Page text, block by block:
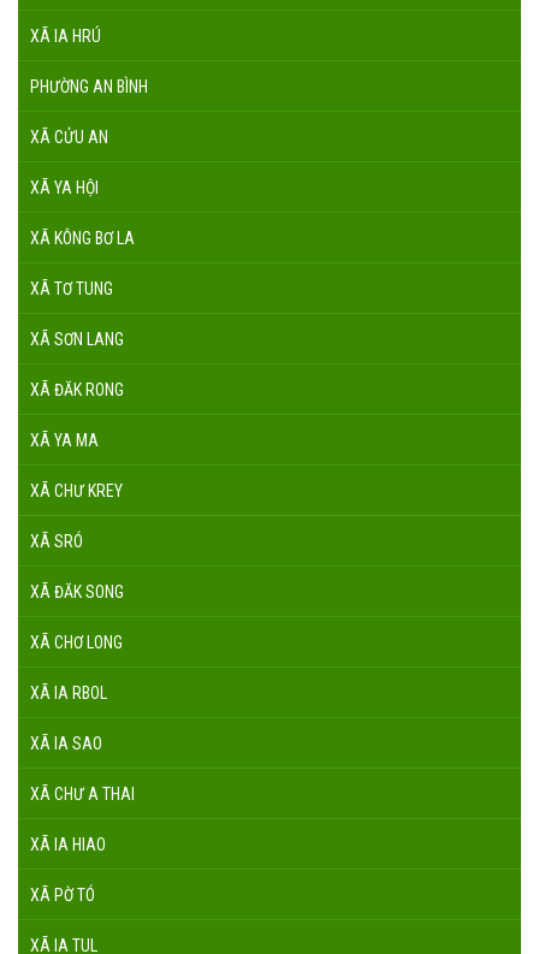
XÃ IA HRÚ
PHƯỜNG AN BÌNH
XÃ CỬU AN
XÃ YA HỘI
XÃ KÔNG BƠ LA
XÃ TƠ TUNG
XÃ SƠN LANG
XÃ ĐĂK RONG
XÃ YA MA
XÃ CHƯ KREY
XÃ SRÓ
XÃ ĐĂK SONG
XÃ CHƠ LONG
XÃ IA RBOL
XÃ IA SAO
XÃ CHƯ A THAI
XÃ IA HIAO
XÃ PỜ TÓ
XÃ IA TUL